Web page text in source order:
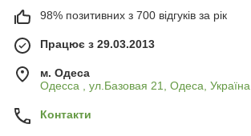
98% позитивних з 700 відгуків за рік
Працює з 29.03.2013
м. Одеса
Одесса , ул.Базовая 21, Одеса, Україна
Контакти